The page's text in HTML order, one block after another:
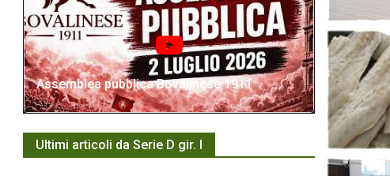
Assemblea pubblica Bovalinese 1911
Ultimi articoli da Serie D gir. I